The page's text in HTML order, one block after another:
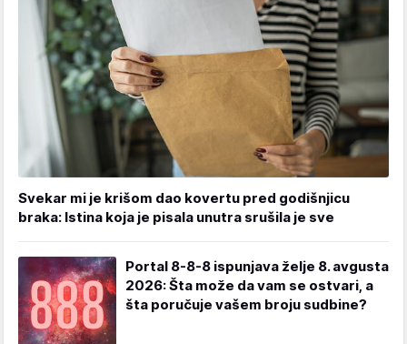
Svekar mi je krišom dao kovertu pred godišnjicu
braka: Istina koja je pisala unutra srušila je sve
Portal 8-8-8 ispunjava želje 8. avgusta
2026: Šta može da vam se ostvari, a
šta poručuje vašem broju sudbine?